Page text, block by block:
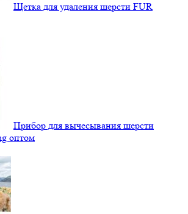
Щетка для удаления шерсти FUR
Прибор для вычесывания шерсти
оптом